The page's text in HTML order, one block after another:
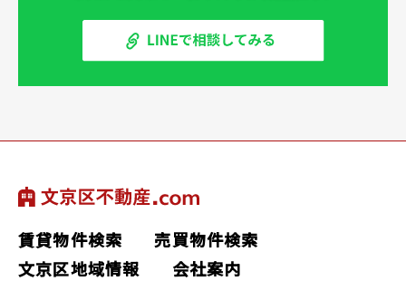
賃貸物件検索
売買物件検索
文京区地域情報
会社案内